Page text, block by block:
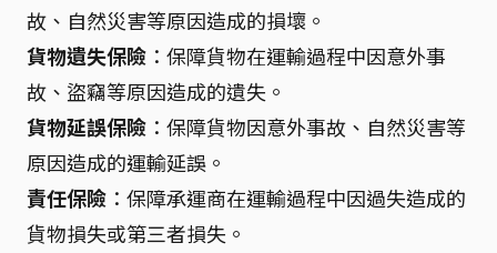
故、自然災害等原因造成的損壞。
貨物遺失保險 ：保障貨物在運輸過程中因意外事
故、盜竊等原因造成的遺失。
貨物延誤保險 ：保障貨物因意外事故、自然災害等
原因造成的運輸延誤。
責任保險 ：保障承運商在運輸過程中因過失造成的
貨物損失或第三者損失。